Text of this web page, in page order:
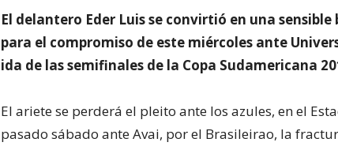
El delantero Eder Luis se convirtió en una sensible
para el compromiso de este miércoles ante
ida de las semifinales de la Copa Sudamericana
El ariete se perderá el pleito ante los azules, en el
pasado sábado ante Avai, por el Brasileirao, la